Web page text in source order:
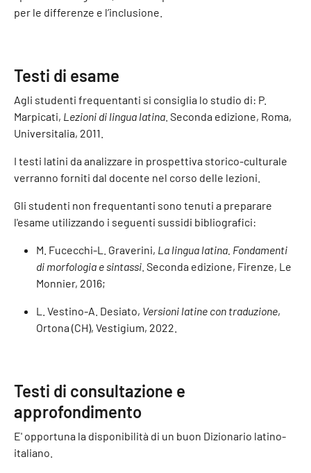
per le differenze e l’inclusione.
Testi di esame
Agli studenti frequentanti si consiglia lo studio di: P.
Marpicati, Lezioni di lingua latina . Seconda edizione, Roma,
Universitalia, 2011.
I testi latini da analizzare in prospettiva storico-culturale
verranno forniti dal docente nel corso delle lezioni.
Gli studenti non frequentanti sono tenuti a preparare
l'esame utilizzando i seguenti sussidi bibliografici:
M. Fucecchi-L. Graverini, La lingua latina. Fondamenti
di morfologia e sintassi . Seconda edizione, Firenze, Le
Monnier, 2016;
L. Vestino-A. Desiato, Versioni latine con traduzione,
Ortona (CH), Vestigium, 2022.
Testi di consultazione e
approfondimento
E' opportuna la disponibilità di un buon Dizionario latino-
italiano.